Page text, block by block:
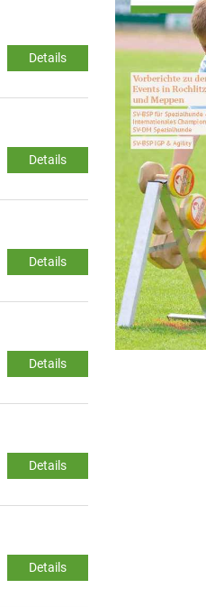
Details
Details
Details
Details
Details
Details